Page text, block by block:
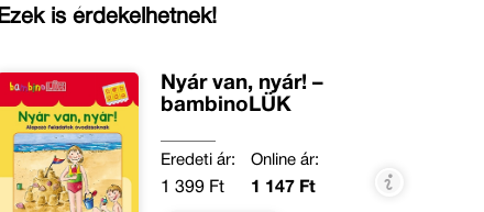
Ezek is érdekelhetnek!
Nyár van, nyár! –
bambinoLÜK
Eredeti ár:
1 399 Ft
Online ár:
1 147 Ft